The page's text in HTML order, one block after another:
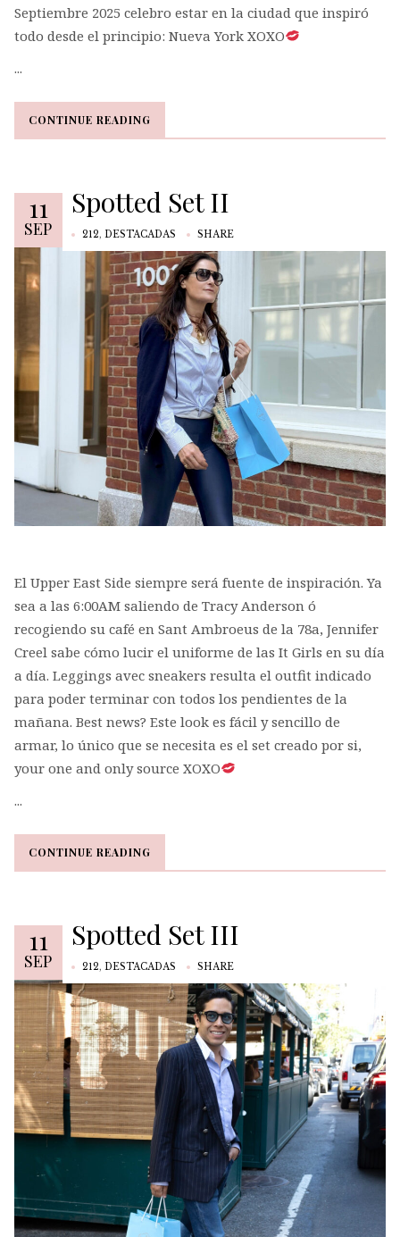
Septiembre 2025 celebro estar en la ciudad que inspiró
todo desde el principio: Nueva York XOXO
...
CONTINUE READING
CONTINUE READING
11
SEP
Spotted Set II
212, DESTACADAS SHARE
El Upper East Side siempre será fuente de inspiración. Ya
sea a las 6:00AM saliendo de Tracy Anderson ó
recogiendo su café en Sant Ambroeus de la 78a, Jennifer
Creel sabe cómo lucir el uniforme de las It Girls en su día
a día. Leggings avec sneakers resulta el outfit indicado
para poder terminar con todos los pendientes de la
mañana. Best news? Este look es fácil y sencillo de
armar, lo único que se necesita es el set creado por si,
your one and only source XOXO
...
CONTINUE READING
CONTINUE READING
11
SEP
Spotted Set III
212, DESTACADAS SHARE